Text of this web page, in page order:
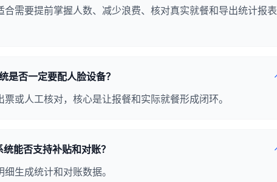
需要提前掌握人数、减少浪费、核对真实就餐和导出统计报表
是否一定要配人脸设备？
或人工核对，核心是让报餐和实际就餐形成闭环。
能否支持补贴和对账？
生成统计和对账数据。